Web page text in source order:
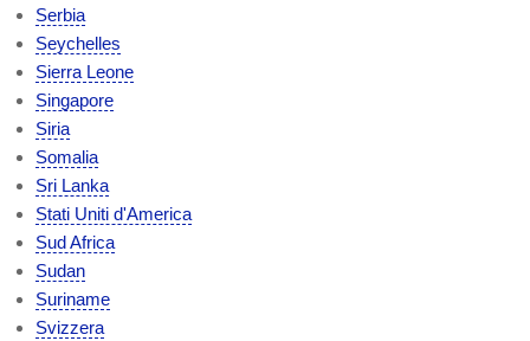
Serbia
Seychelles
Sierra Leone
Singapore
Siria
Somalia
Sri Lanka
Stati Uniti d'America
Sud Africa
Sudan
Suriname
Svizzera